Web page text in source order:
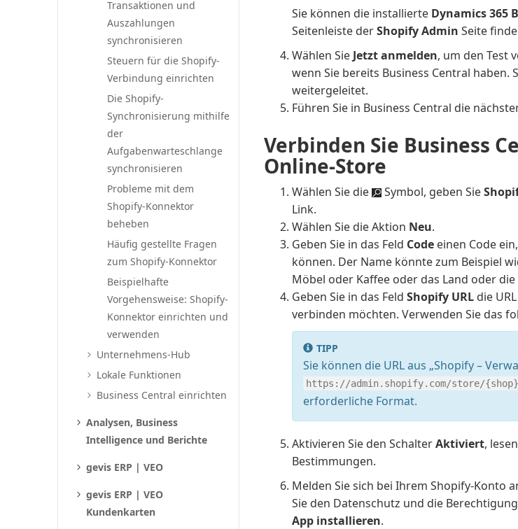
Transaktionen und
Auszahlungen
synchronisieren
Steuern für die Shopify-
Verbindung einrichten
Die Shopify-
Synchronisierung mithilfe
der
Aufgabenwarteschlange
synchronisieren
Probleme mit dem
Shopify-Konnektor
beheben
Häufig gestellte Fragen
zum Shopify-Konnektor
Beispielhafte
Vorgehensweise: Shopify-
Konnektor einrichten und
verwenden
Unternehmens-Hub
Lokale Funktionen
Business Central einrichten
Analysen, Business
Intelligence und Berichte
gevis ERP | VEO
gevis ERP | VEO
Kundenkarten
Sie können die installierte Dynamics 365
Seitenleiste derShopify Admin Seite
Wählen Sie Jetzt anmelden, um den Test
wenn Sie bereits Business Central haben.
weitergeleitet.
Führen Sie in Business Central die
Verbinden Sie Business
Online-Store
Wählen Sie die Symbol, geben Sie
Link.
Wählen Sie die Aktion Neu.
Geben Sie in das Feld Code einen Code
können. Der Name könnte zum Beispiel
Möbel oder Kaffee oder das Land oder
Geben Sie in das FeldShopify URL die
verbinden möchten. Verwenden Sie das
TIPP
Sie können die URL aus „Shopify –
https://admin.shopify.com/store/{shop}
erforderliche Format.
Aktivieren Sie den SchalterAktiviert,
Bestimmungen.
Melden Sie sich bei Ihrem Shopify-Konto
Sie den Datenschutz und die
App installieren.